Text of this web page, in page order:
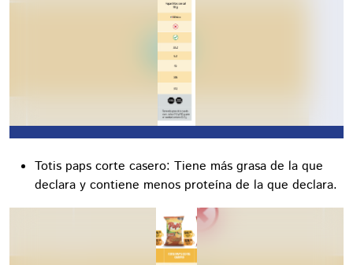
Totis paps corte casero: Tiene más grasa de la que
declara y contiene menos proteína de la que declara.